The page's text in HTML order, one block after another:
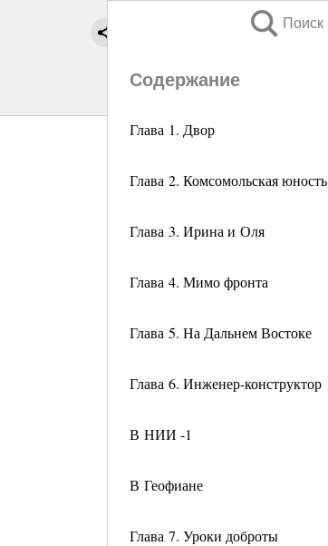
Поиск
Содержание
Глава 1. Двор
Глава 2. Комсомольская юность
Глава 3. Ирина и Оля
Глава 4. Мимо фронта
Глава 5. На Дальнем Востоке
Глава 6. Инженер-конструктор
В НИИ -1
В Геофиане
Глава 7. Уроки доброты